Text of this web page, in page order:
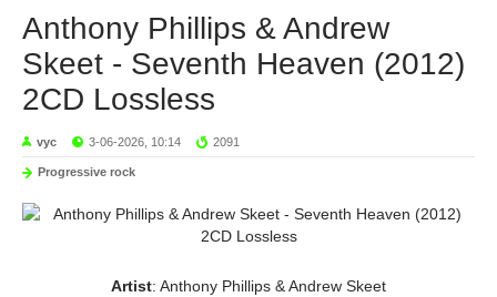
Anthony Phillips & Andrew
Skeet - Seventh Heaven (2012)
2CD Lossless
vyc 3-06-2026, 10:14 2091
Progressive rock
Artist: Anthony Phillips & Andrew Skeet